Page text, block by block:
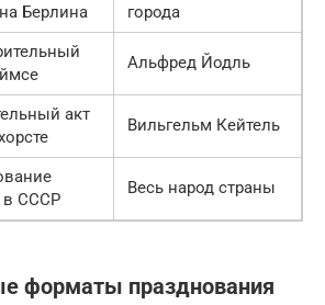
Берлина
города
Альфред Йодль
акт
Вильгельм Кейтель
СССР
Весь народ страны
форматы празднования